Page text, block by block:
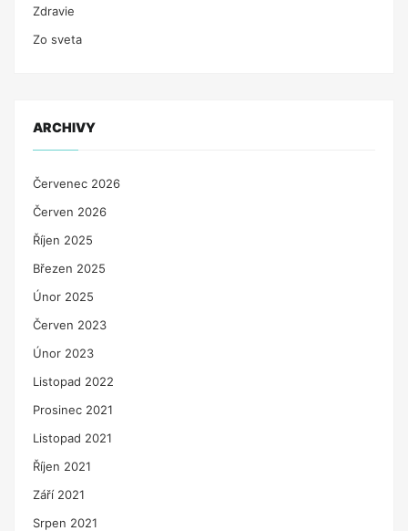
Zdravie
Zo sveta
ARCHIVY
Červenec 2026
Červen 2026
Říjen 2025
Březen 2025
Únor 2025
Červen 2023
Únor 2023
Listopad 2022
Prosinec 2021
Listopad 2021
Říjen 2021
Září 2021
Srpen 2021